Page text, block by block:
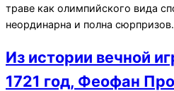
траве как олимпийского вида
неординарна и полна сюрпризов.
Из истории вечной
1721 год, Феофан